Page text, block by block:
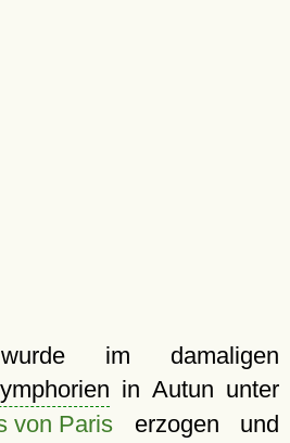
im damaligen
in Autun unter
von Paris erzogen und